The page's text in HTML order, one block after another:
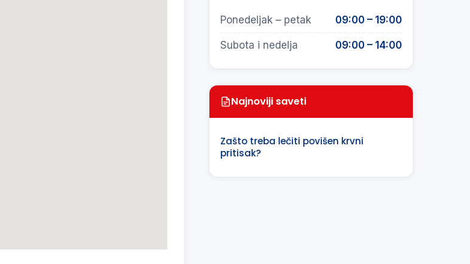
Ponedeljak – petak 09:00 – 19:00
Subota i nedelja 09:00 – 14:00
Najnoviji saveti
Zašto treba lečiti povišen krvni
pritisak?